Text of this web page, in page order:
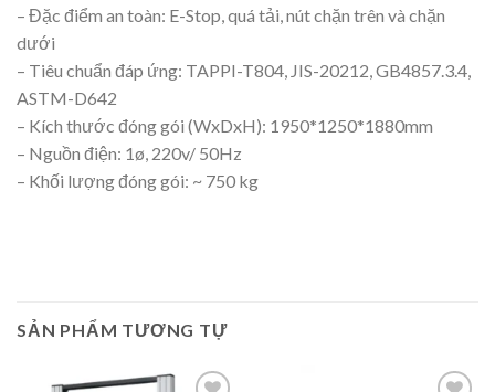
– Đặc điểm an toàn: E-Stop, quá tải, nút chặn trên và chặn
dưới
– Tiêu chuẩn đáp ứng: TAPPI-T804, JIS-20212, GB4857.3.4,
ASTM-D642
– Kích thước đóng gói (WxDxH): 1950*1250*1880mm
– Nguồn điện: 1ø, 220v/ 50Hz
– Khối lượng đóng gói: ~ 750 kg
SẢN PHẨM TƯƠNG TỰ